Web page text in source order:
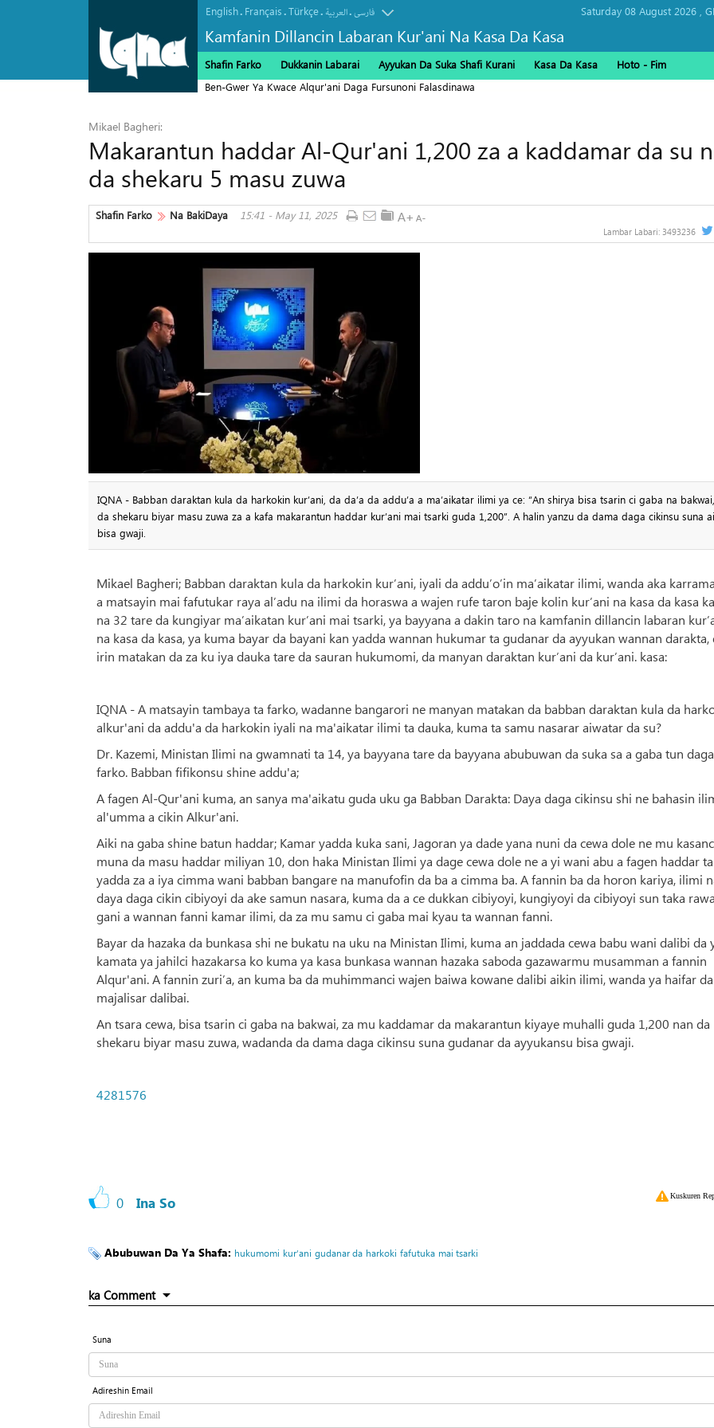
Kamfanin Dillancin Labaran Kur'ani Na Kasa Da Kasa
English. Français.Türkçe. العربیة.فارسی Saturday 08 August 2026 ,
Shafin Farko Dukkanin Labarai Ayyukan Da Suka Shafi Kurani Kasa Da Kasa
Hoto - Fim
Ben-Gwer Ya Kwace Alqur'ani Daga Fursunoni Falasdinawa
Mikael Bagheri:
Makarantun haddar Al-Qur'ani 1,200 za a kaddamar da su
da shekaru 5 masu zuwa
Shafin Farko Na BakiDaya 15:41 - May 11, 2025
Lambar Labari: 3493236
IQNA - Babban daraktan kula da harkokin kur’ani, da da’a da addu’a a ma’aikatar ilimi ya ce: “An shirya bisa tsarin ci gaba na
da shekaru biyar masu zuwa za a kafa makarantun haddar kur’ani mai tsarki guda 1,200”. A halin yanzu da dama daga cikinsu suna
bisa gwaji.
Mikael Bagheri; Babban daraktan kula da harkokin kur’ani, iyali da addu’o’in ma’aikatar ilimi, wanda aka
a matsayin mai fafutukar raya al’adu na ilimi da horaswa a wajen rufe taron baje kolin kur’ani na kasa da kasa
na 32 tare da kungiyar ma’aikatan kur’ani mai tsarki, ya bayyana a dakin taro na kamfanin dillancin labaran
na kasa da kasa, ya kuma bayar da bayani kan yadda wannan hukumar ta gudanar da ayyukan wannan darakta,
irin matakan da za ku iya dauka tare da sauran hukumomi, da manyan daraktan kur’ani da kur’ani. kasa:
IQNA - A matsayin tambaya ta farko, wadanne bangarori ne manyan matakan da babban daraktan kula da
alkur'ani da addu'a da harkokin iyali na ma'aikatar ilimi ta dauka, kuma ta samu nasarar aiwatar da su?
Dr. Kazemi, Ministan Ilimi na gwamnati ta 14, ya bayyana tare da bayyana abubuwan da suka sa a gaba tun daga
farko. Babban fifikonsu shine addu'a;
A fagen Al-Qur'ani kuma, an sanya ma'aikatu guda uku ga Babban Darakta: Daya daga cikinsu shi ne bahasin
al'umma a cikin Alkur'ani.
Aiki na gaba shine batun haddar; Kamar yadda kuka sani, Jagoran ya dade yana nuni da cewa dole ne mu
muna da masu haddar miliyan 10, don haka Ministan Ilimi ya dage cewa dole ne a yi wani abu a fagen haddar ta
yadda za a iya cimma wani babban bangare na manufofin da ba a cimma ba. A fannin ba da horon kariya, ilimi
daya daga cikin cibiyoyi da ake samun nasara, kuma da a ce dukkan cibiyoyi, kungiyoyi da cibiyoyi sun taka
gani a wannan fanni kamar ilimi, da za mu samu ci gaba mai kyau ta wannan fanni.
Bayar da hazaka da bunkasa shi ne bukatu na uku na Ministan Ilimi, kuma an jaddada cewa babu wani dalibi da
kamata ya jahilci hazakarsa ko kuma ya kasa bunkasa wannan hazaka saboda gazawarmu musamman a fannin
Alqur'ani. A fannin zuri’a, an kuma ba da muhimmanci wajen baiwa kowane dalibi aikin ilimi, wanda ya haifar
majalisar dalibai.
An tsara cewa, bisa tsarin ci gaba na bakwai, za mu kaddamar da makarantun kiyaye muhalli guda 1,200 nan da
shekaru biyar masu zuwa, wadanda da dama daga cikinsu suna gudanar da ayyukansu bisa gwaji.
4281576
0 Ina So Kuskuren
Abubuwan Da Ya Shafa: hukumomi kur’ani gudanar da harkoki fafutuka mai tsarki
ka Comment
Suna
Adireshin Email